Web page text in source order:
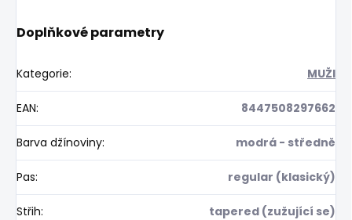
Doplňkové parametry
Kategorie: MUŽI
EAN: 8447508297662
Barva džínoviny: modrá - středně
Pas: regular (klasický)
Střih: tapered (zužující se)